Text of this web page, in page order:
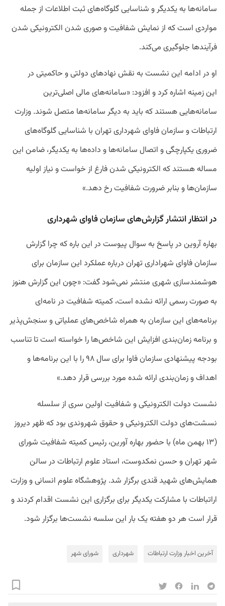
سامانهها بهیکدیگرو شناساییگلوگاههای ثبت اطلاعات از جمله
مواردی استکه از نمایش شفافیتوصوری شدن الکترونیکی شدن
فرآیندها جلوگیری می‌کند.
او در ادامه این نشست به نقش نهادهای دولتیو حاکمیتی در
اینزمینه اشاره کرد و افزود: «سامانههای مالی اصلیترین
سامانههاییهستندکه باید به دیگر سامانهها متصل شوند. وزارت
ارتباطاتو سازمانفاوای شهرداری تهران با شناساییگلوگاههای
ضرورییکپارچگیو اتصال سامانهها و دادهها بهیکدیگر، ضامن این
مسالههستندکه الکترونیکی شدنفارغ از خواستو نیاز اولیه
سازمانها و بنابرضرورت شفافیترخ دهد.»
در انتظار انتشار گزارش‌های سازمان فاوای شهرداری
بهاره آروین درپاسخ به سوال پیوست در این بارهکه چرا گزارش
سازمانفاوای شهراداری تهران دربارهعملکرد این سازمان برای
هوشمندسازی شهری منتشر نمیشودگفت: «چون اینگزارشهنوز
بهصورترسمی ارائه نشده است، کمیته شفافیت در نامهای
برنامههای این سازمان بههمراه شاخصهایعملیاتیو سنجشپذیر
و برنامهزمانبندی افزایش این شاخصها را خواسته استتا تناسب
بودجه پیشنهادی سازمانفاوا برای سال۹۸را با این برنامهها و
اهدافوزمانبندی ارائه شده مورد بررسیقرار دهد.»
نشست دولت الکترونیکیو شفافیت اولین سری از سلسله
نسشتهای دولت الکترونیکیو حقوق شهروندی بودکهظهر دیروز
(۱۳ بهمن ماه) با حضور بهارهآورین، رئیسکمیته شفافیت شورای
شهر تهرانو حسن نمکدوست، استادعلوم ارتباطات در سالن
همایشهای شهیدقندی برگزار شد. پژوهشگاهعلوم انسانیووزارت
اراتباطات با مشارکتیکدیگر برای برگزاری این نشست اقدامکردندو
قرار استهر دوهفتهیک بار این سلسه نشست‌ها برگزار شود.
آخرین اخبار وزارت ارتباطات شهرداری شورای شهر